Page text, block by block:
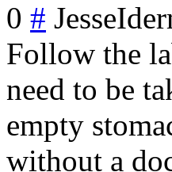
0 #
Follow the
need to be
empty
without a